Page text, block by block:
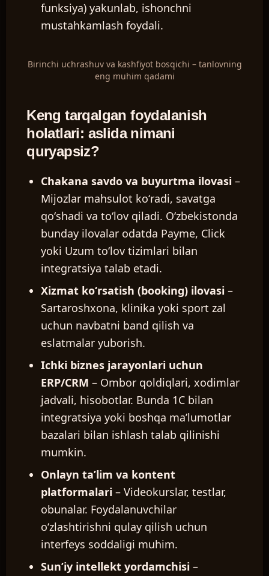
funksiya) yakunlab, ishonchni
mustahkamlash foydali.
Birinchi uchrashuv va kashfiyot bosqichi – tanlovning
eng muhim qadami
Keng tarqalgan foydalanish
holatlari: aslida nimani
quryapsiz?
Chakana savdo va buyurtma ilovasi –
Mijozlar mahsulot koʻradi, savatga
qoʻshadi va toʻlov qiladi. Oʻzbekistonda
bunday ilovalar odatda Payme, Click
yoki Uzum toʻlov tizimlari bilan
integratsiya talab etadi.
Xizmat koʻrsatish (booking) ilovasi –
Sartaroshxona, klinika yoki sport zal
uchun navbatni band qilish va
eslatmalar yuborish.
Ichki biznes jarayonlari uchun
ERP/CRM – Ombor qoldiqlari, xodimlar
jadvali, hisobotlar. Bunda 1C bilan
integratsiya yoki boshqa maʼlumotlar
bazalari bilan ishlash talab qilinishi
mumkin.
Onlayn taʼlim va kontent
platformalari – Videokurslar, testlar,
obunalar. Foydalanuvchilar
oʻzlashtirishni qulay qilish uchun
interfeys soddaligi muhim.
Sunʼiy intellekt yordamchisi –